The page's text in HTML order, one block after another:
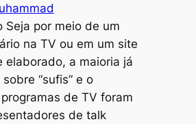
Seja por meio de um
na TV ou em um site
elaborado, a maioria já
“sufis” e o
programas de TV foram
de talk